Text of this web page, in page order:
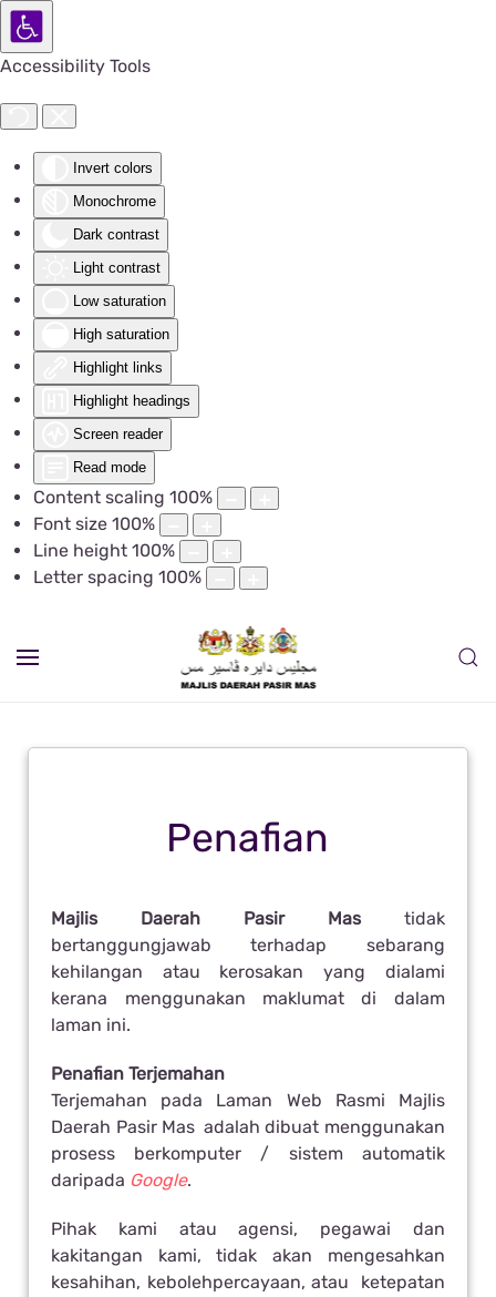
Accessibility Tools
Invert colors
Monochrome
Dark contrast
Light contrast
Low saturation
High saturation
Highlight links
Highlight headings
Screen reader
Read mode
Content scaling 100%
Font size 100%
Line height 100%
Letter spacing 100%
Penafian
Majlis Daerah Pasir Mastidak
bertanggungjawab terhadap sebarang
kehilangan atau kerosakan yang dialami
kerana menggunakan maklumat di dalam
laman ini.
Penafian Terjemahan
Terjemahan pada Laman Web Rasmi Majlis
Daerah Pasir Mas adalah dibuat menggunakan
prosess berkomputer / sistem automatik
daripada Google.
Pihak kami atau agensi, pegawai dan
kakitangan kami, tidak akan mengesahkan
kesahihan, kebolehpercayaan, atau ketepatan